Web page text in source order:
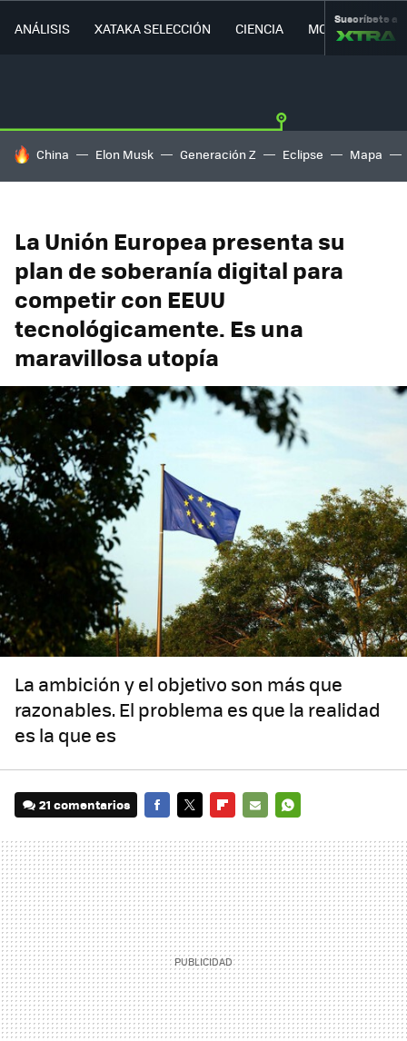
ANÁLISIS XATAKA SELECCIÓN CIENCIA MOVILIDAD
Suscríbete a
HOY SE HABLA DE
China Elon Musk Generación Z Eclipse Mapa
La Unión Europea presenta su
plan de soberanía digital para
competir con EEUU
tecnológicamente. Es una
maravillosa utopía
La ambición y el objetivo son más que
razonables. El problema es que la realidad
es la que es
21 comentarios
MAIL